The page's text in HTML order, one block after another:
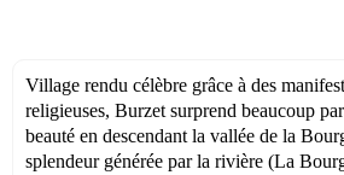
Village rendu célèbre grâce à des
religieuses, Burzet surprend beaucoup
beauté en descendant la vallée de la
splendeur générée par la rivière (La